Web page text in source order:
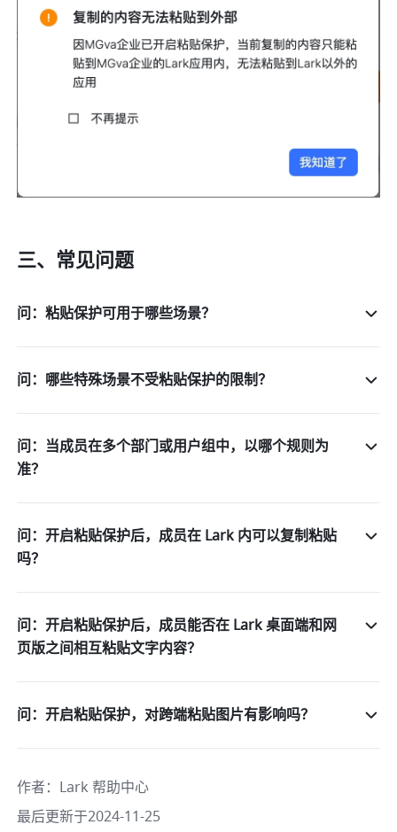
三、常见问题
问：粘贴保护可用于哪些场景？
问：哪些特殊场景不受粘贴保护的限制？
问：当成员在多个部门或用户组中，以哪个规则为
准？
问：开启粘贴保护后，成员在 Lark 内可以复制粘贴
吗？
问：开启粘贴保护后，成员能否在 Lark 桌面端和网
页版之间相互粘贴文字内容？
问：开启粘贴保护，对跨端粘贴图片有影响吗？
作者： Lark 帮助中心
最后更新于2024-11-25